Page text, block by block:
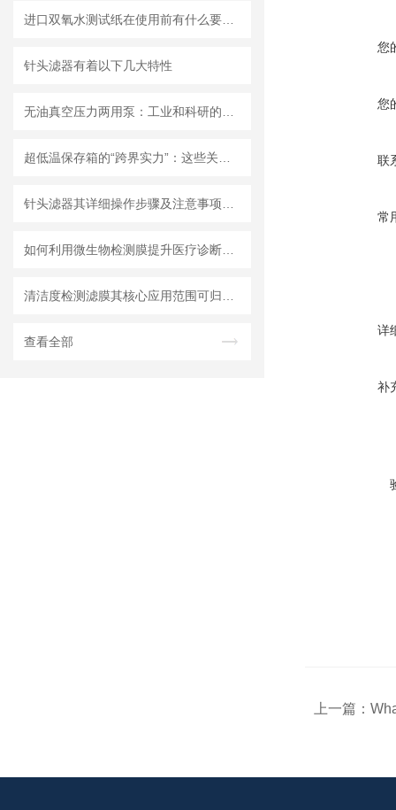
针头滤器有着以下几大特性
查看全部
您
您
联
常
详
补
上一篇：